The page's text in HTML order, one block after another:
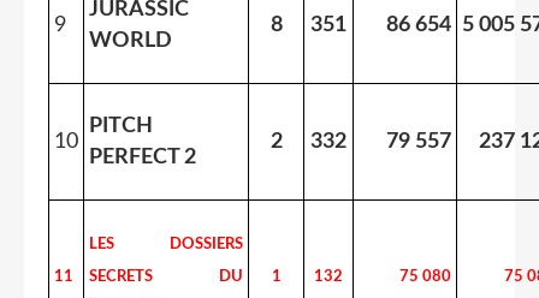
9
JURASSIC
WORLD
8 351 86 654 5 005
10
PITCH
PERFECT 2
2 332 79 557 237
11
LES DOSSIERS
SECRETS DU
1 132 75 080 75